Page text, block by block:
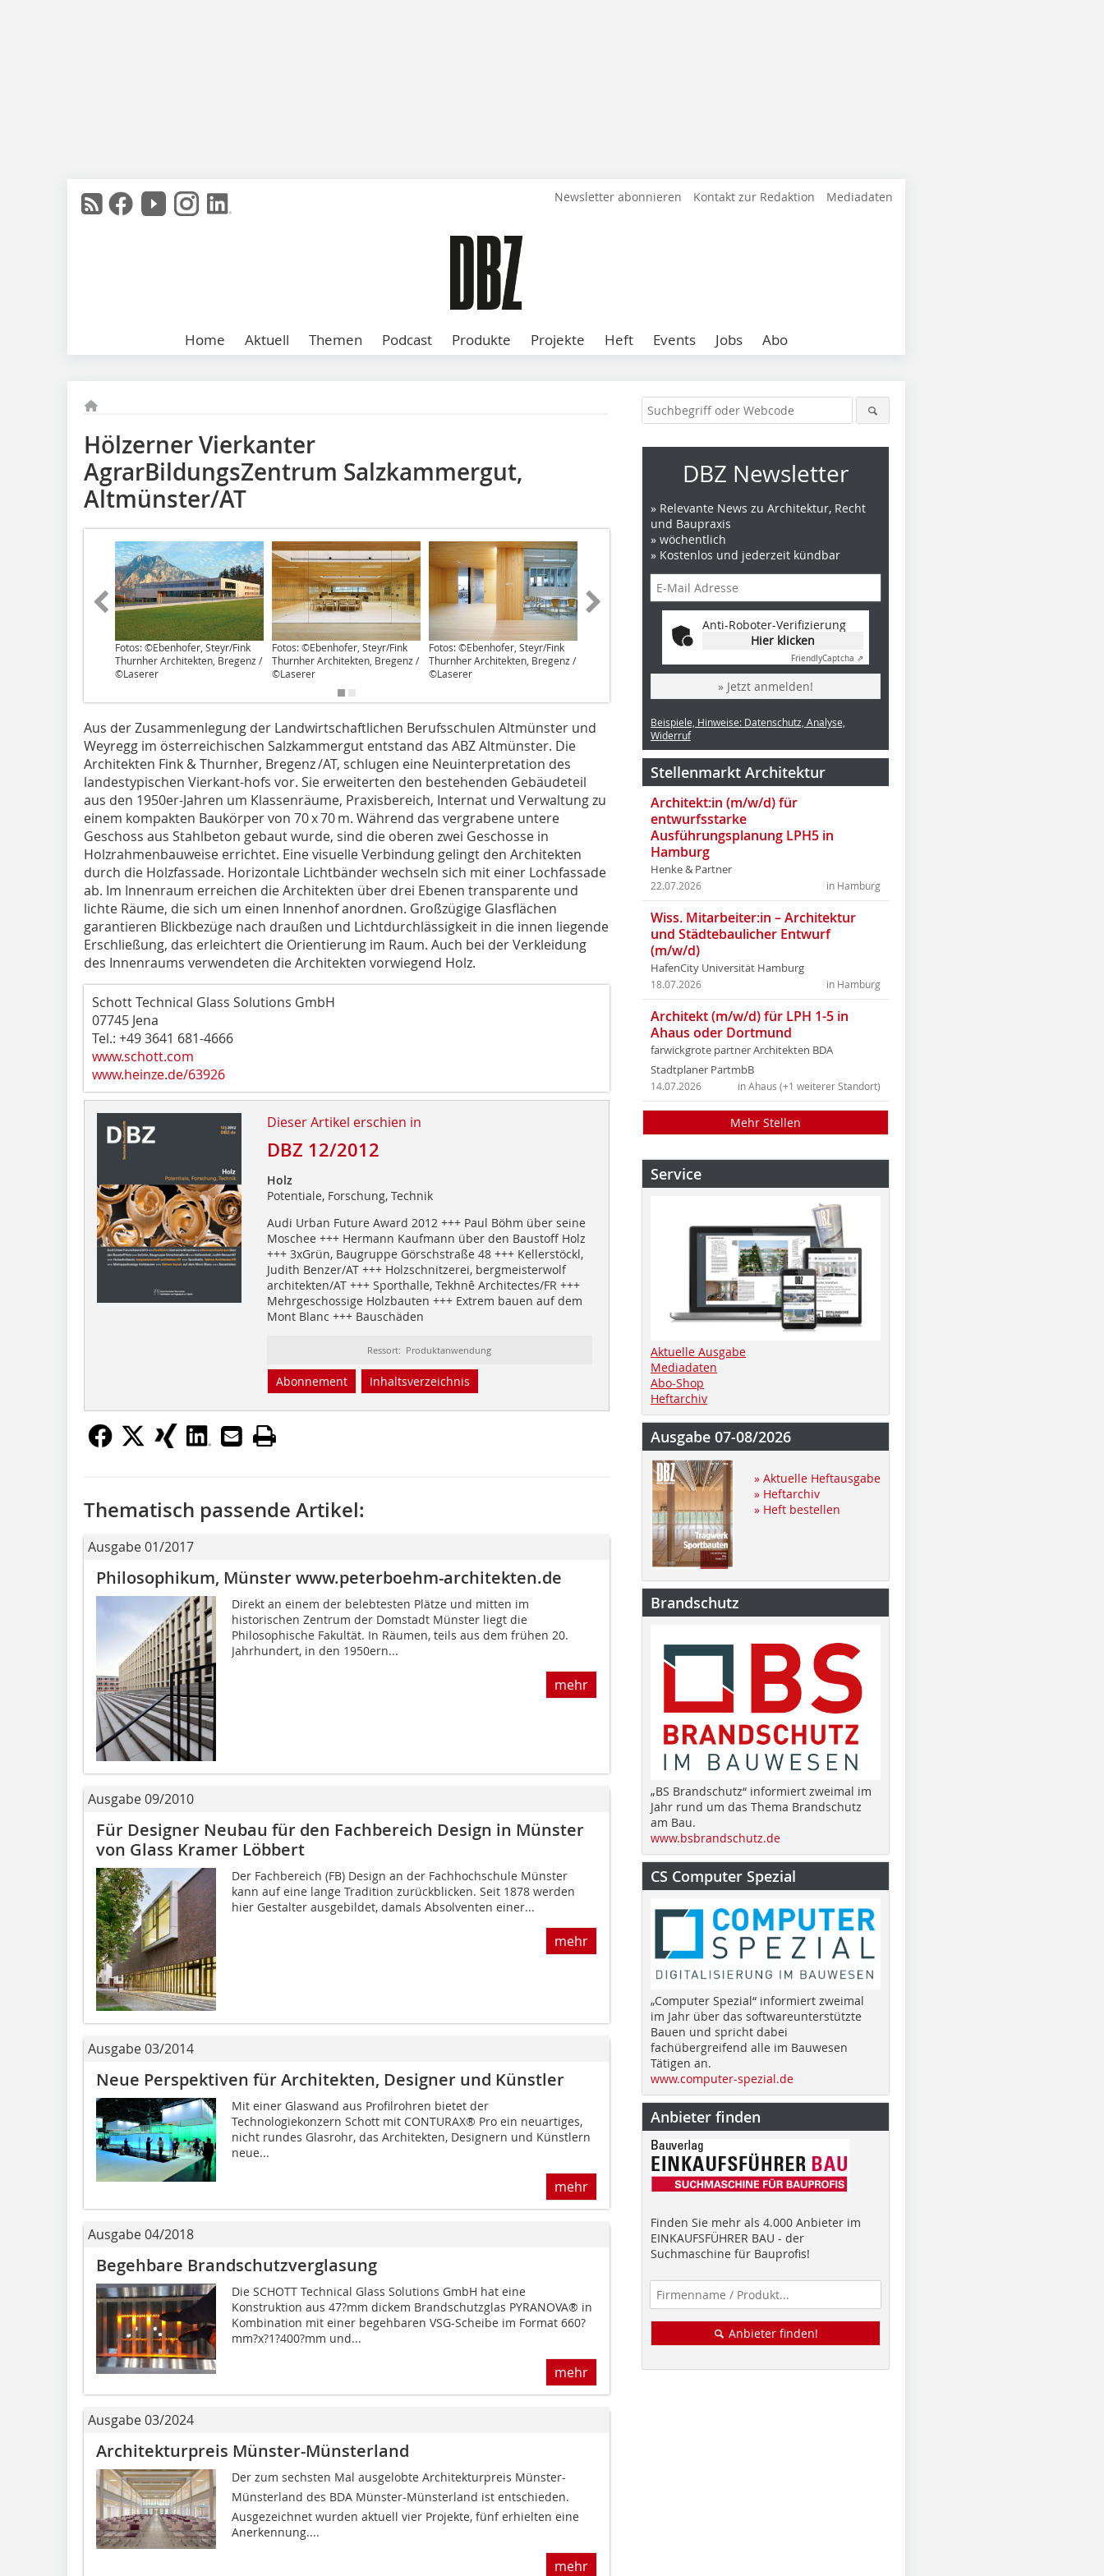
Newsletter abonnieren Kontakt zur Redaktion Mediadaten
Home Aktuell Themen Podcast Produkte Projekte Heft Events Jobs Abo
Hölzerner Vierkanter
AgrarBildungsZentrum Salzkammergut,
Altmünster/AT
Fotos: ©Ebenhofer, Steyr/Fink
Thurnher Architekten, Bregenz /
©Laserer
Fotos: ©Ebenhofer, Steyr/Fink
Thurnher Architekten, Bregenz /
©Laserer
Fotos: ©Ebenhofer, Steyr/Fink
Thurnher Architekten, Bregenz /
©Laserer
Fotos: ©Ebenhofer, Steyr/Fink
Aus der Zusammenlegung der Landwirtschaftlichen Berufsschulen Altmünster und
Weyregg im österreichischen Salzkammergut entstand das ABZ Altmünster. Die
Architekten Fink & Thurnher, Bregenz /AT, schlugen eine Neuinterpretation des
landestypischen Vierkant-hofs vor. Sie erweiterten den bestehenden Gebäudeteil
aus den 1950er-Jahren um Klassenräume, Praxisbereich, Internat und Verwaltung zu
einem kompakten Baukörper von 70 x 70 m. Während das vergrabene untere
Geschoss aus Stahlbeton gebaut wurde, sind die oberen zwei Geschosse in
Holzrahmenbauweise errichtet. Eine visuelle Verbindung gelingt den Architekten
durch die Holzfassade. Horizontale Licht­bänder wechseln sich mit einer Lochfassade
ab. Im Innenraum erreichen die Architekten über drei Ebenen transparente und
lichte Räu­me, die sich um einen Innenhof anordnen. Großzügige Glasflächen
garantieren Blickbezüge nach draußen und Lichtdurchlässigkeit in die innen liegende
Erschließung, das erleichtert die Orientierung im Raum. Auch bei der Verkleidung
des Innenraums verwendeten die Architekten vorwiegend Holz.
Schott Technical Glass Solutions GmbH
07745 Jena
Tel.: +49 3641 681-4666
www.schott.com
www.heinze.de/63926
Dieser Artikel erschien in
DBZ 12/2012
Holz
Potentiale, Forschung, Technik
Audi Urban Future Award 2012 +++ Paul Böhm über seine
Moschee +++ Hermann Kaufmann über den Baustoff Holz
+++ 3xGrün, Baugruppe Görschstraße 48 +++ Kellerstöckl,
Judith Benzer/AT +++ Holzschnitzerei, bergmeisterwolf
architekten/AT +++ Sporthalle, Tekhnê Architectes/FR +++
Mehrgeschossige Holzbauten +++ Extrem bauen auf dem
Mont Blanc +++ Bauschäden
Ressort: Produktanwendung
Abonnement Inhaltsverzeichnis
Thematisch passende Artikel:
Ausgabe 01/2017
Philosophikum, Münster www.peterboehm-architekten.de
Direkt an einem der belebtesten Plätze und mitten im
historischen Zentrum der Domstadt Münster liegt die
Philosophische Fakultät. In Räumen, teils aus dem frühen 20.
Jahrhundert, in den 1950ern...
mehr
Ausgabe 09/2010
Für Designer Neubau für den Fachbereich Design in Münster
von Glass Kramer Löbbert
Der Fachbereich (FB) Design an der Fachhochschule Münster
kann auf eine lange Tradition zurückblicken. Seit 1878 werden
hier Gestalter ausgebildet, damals Absolventen einer...
mehr
Ausgabe 03/2014
Neue Perspektiven für Architekten, Designer und Künstler
Mit einer Glaswand aus Profilrohren bietet der
Technologiekonzern Schott mit CONTURAX® Pro ein neuartiges,
nicht rundes Glasrohr, das Architekten, Designern und Künstlern
neue...
mehr
Ausgabe 04/2018
Begehbare Brandschutzverglasung
Die SCHOTT Technical Glass Solutions GmbH hat eine
Konstruktion aus 47?mm dickem Brandschutzglas PYRANOVA® in
Kombination mit einer begehbaren VSG-Scheibe im Format 660?
mm?x?1?400?mm und...
mehr
Ausgabe 03/2024
Architekturpreis Münster-Münsterland
Der zum sechsten Mal ausgelobte Architekturpreis Münster-
Münsterland des BDA Münster-Münsterland ist entschieden.
Ausgezeichnet wurden aktuell vier Projekte, fünf erhielten eine
Anerkennung....
mehr
DBZ Newsletter
» Relevante News zu Architektur, Recht
und Baupraxis
» wöchentlich
» Kostenlos und jederzeit kündbar
Anti-Roboter-Verifizierung
Hier klicken
FriendlyCaptcha ⇗
» Jetzt anmelden!
Beispiele, Hinweise: Datenschutz, Analyse,
Widerruf
Stellenmarkt Architektur
Architekt:in (m/w/d) für
entwurfsstarke
Ausführungsplanung LPH5 in
Hamburg
Henke & Partner
in Hamburg
22.07.2026
Wiss. Mitarbeiter:in – Architektur
und Städtebaulicher Entwurf
(m/w/d)
HafenCity Universität Hamburg
in Hamburg
18.07.2026
Architekt (m/w/d) für LPH 1-5 in
Ahaus oder Dortmund
farwickgrote partner Architekten BDA
Stadtplaner PartmbB
in Ahaus (+1 weiterer Standort)
14.07.2026
Mehr Stellen
Service
Aktuelle Ausgabe
Mediadaten
Abo-Shop
Heftarchiv
Ausgabe 07-08/2026
» Aktuelle Heftausgabe
» Heftarchiv
» Heft bestellen
Brandschutz
„BS Brandschutz“ informiert zweimal im
Jahr rund um das Thema Brandschutz
am Bau.
www.bsbrandschutz.de
CS Computer Spezial
„Computer Spezial“ informiert zweimal
im Jahr über das softwareunterstützte
Bauen und spricht dabei
fachübergreifend alle im Bauwesen
Tätigen an.
www.computer-spezial.de
Anbieter finden
Finden Sie mehr als 4.000 Anbieter im
EINKAUFSFÜHRER BAU - der
Suchmaschine für Bauprofis!
Anbieter finden!